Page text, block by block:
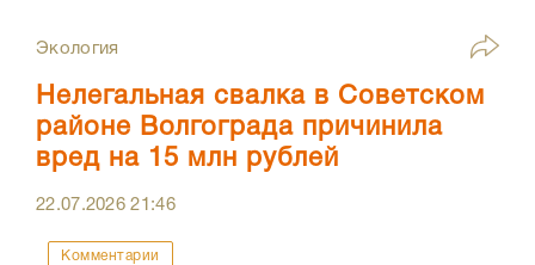
Экология
Нелегальная свалка в Советском
районе Волгограда причинила
вред на 15 млн рублей
22.07.202621:46
Комментарии